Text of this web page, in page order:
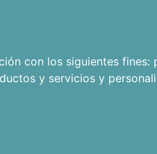
con los siguientes fines:
y servicios y